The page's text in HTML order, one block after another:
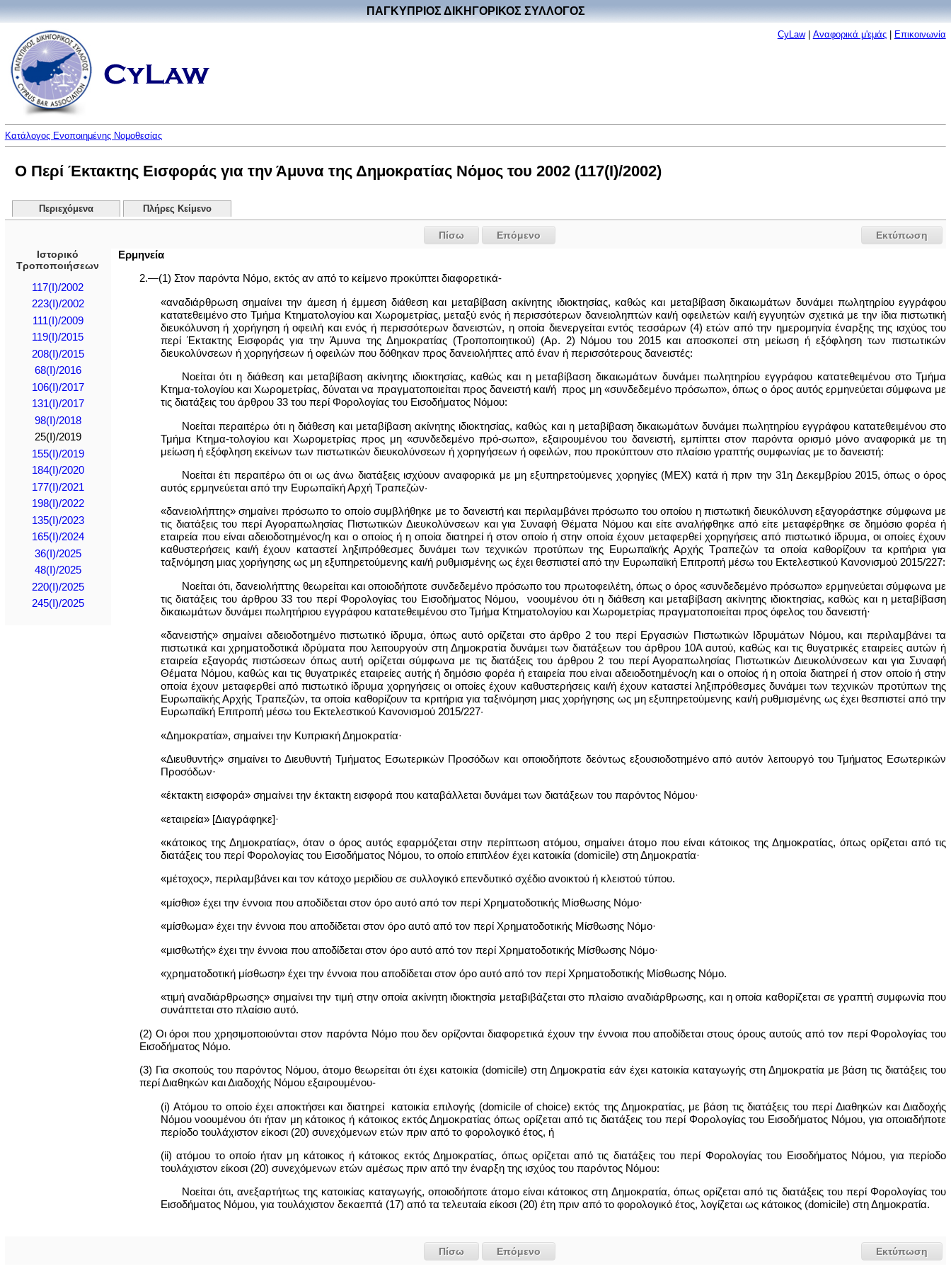
ΠΑΓΚΥΠΡΙΟΣ ΔΙΚΗΓΟΡΙΚΟΣ ΣΥΛΛΟΓΟΣ
CyLaw| Αναφορικά μ'εμάς| Επικοινωνία
Κατάλογος Ενοποιημένης Νομοθεσίας
Ο Περί Έκτακτης Εισφοράς για την Άμυνα της Δημοκρατίας Νόμος του 2002 (117(I)/2002)
Περιεχόμενα Πλήρες Κείμενο
Εκτύπωση
Πίσω
Επόμενο
Ιστορικό
Τροποποιήσεων
117(I)/2002
223(I)/2002
111(I)/2009
119(I)/2015
208(Ι)/2015
68(Ι)/2016
106(I)/2017
131(I)/2017
98(I)/2018
25(I)/2019
155(I)/2019
184(I)/2020
177(I)/2021
198(I)/2022
135(I)/2023
165(I)/2024
36(I)/2025
48(I)/2025
220(I)/2025
245(I)/2025
Ερμηνεία
2.—(1) Στον παρόντα Νόμο, εκτός αν από το κείμενο προκύπτει διαφορετικά-
«αναδιάρθρωση σημαίνει την άμεση ή έμμεση διάθεση και μεταβίβαση ακίνητης ιδιοκτησίας, καθώς και μεταβίβαση δικαιωμάτων δυνάμει πωλητηρίου εγγράφου
κατατεθειμένο στο Τμήμα Κτηματολογίου και Χωρομετρίας, μεταξύ ενός ή περισσότερων δανειοληπτών και/ή οφειλετών και/ή εγγυητών σχετικά με την ίδια πιστωτική
διευκόλυνση ή χορήγηση ή οφειλή και ενός ή περισσότερων δανειστών, η οποία διενεργείται εντός τεσσάρων (4) ετών από την ημερομηνία έναρξης της ισχύος του
περί Έκτακτης Εισφοράς για την Άμυνα της Δημοκρατίας (Τροποποιητικού) (Αρ. 2) Νόμου του 2015 και αποσκοπεί στη μείωση ή εξόφληση των πιστωτικών
διευκολύνσεων ή χορηγήσεων ή οφειλών που δόθηκαν προς δανειολήπτες από έναν ή περισσότερους δανειστές:
Νοείται ότι η διάθεση και μεταβίβαση ακίνητης ιδιοκτησίας, καθώς και η μεταβίβαση δικαιωμάτων δυνάμει πωλητηρίου εγγράφου κατατεθειμένου στο Τμήμα
Κτημα-τολογίου και Χωρομετρίας, δύναται να πραγματοποιείται προς δανειστή και/ή προς μη «συνδεδεμένο πρόσωπο», όπως ο όρος αυτός ερμηνεύεται σύμφωνα με
τις διατάξεις του άρθρου 33 του περί Φορολογίας του Εισοδήματος Νόμου:
Νοείται περαιτέρω ότι η διάθεση και μεταβίβαση ακίνητης ιδιοκτησίας, καθώς και η μεταβίβαση δικαιωμάτων δυνάμει πωλητηρίου εγγράφου κατατεθειμένου στο
Τμήμα Κτημα-τολογίου και Χωρομετρίας προς μη «συνδεδεμένο πρό-σωπο», εξαιρουμένου του δανειστή, εμπίπτει στον παρόντα ορισμό μόνο αναφορικά με τη
μείωση ή εξόφληση εκείνων των πιστωτικών διευκολύνσεων ή χορηγήσεων ή οφειλών, που προκύπτουν στο πλαίσιο γραπτής συμφωνίας με το δανειστή:
Νοείται έτι περαιτέρω ότι οι ως άνω διατάξεις ισχύουν αναφορικά με μη εξυπηρετούμενες χορηγίες (ΜΕΧ) κατά ή πριν την 31η Δεκεμβρίου 2015, όπως ο όρος
αυτός ερμηνεύεται από την Ευρωπαϊκή Αρχή Τραπεζών·
«δανειολήπτης» σημαίνει πρόσωπο το οποίο συμβλήθηκε με το δανειστή και περιλαμβάνει πρόσωπο του οποίου η πιστωτική διευκόλυνση εξαγοράστηκε σύμφωνα με
τις διατάξεις του περί Αγοραπωλησίας Πιστωτικών Διευκολύνσεων και για Συναφή Θέματα Νόμου και είτε αναλήφθηκε από είτε μεταφέρθηκε σε δημόσιο φορέα ή
εταιρεία που είναι αδειοδοτημένος/η και ο οποίος ή η οποία διατηρεί ή στον οποίο ή στην οποία έχουν μεταφερθεί χορηγήσεις από πιστωτικό ίδρυμα, οι οποίες έχουν
καθυστερήσεις και/ή έχουν καταστεί ληξιπρόθεσμες δυνάμει των τεχνικών προτύπων της Ευρωπαϊκής Αρχής Τραπεζών τα οποία καθορίζουν τα κριτήρια για
ταξινόμηση μιας χορήγησης ως μη εξυπηρετούμενης και/ή ρυθμισμένης ως έχει θεσπιστεί από την Ευρωπαϊκή Επιτροπή μέσω του Εκτελεστικού Κανονισμού 2015/227:
Νοείται ότι, δανειολήπτης θεωρείται και οποιοδήποτε συνδεδεμένο πρόσωπο του πρωτοφειλέτη, όπως ο όρος «συνδεδεμένο πρόσωπο» ερμηνεύεται σύμφωνα με
τις διατάξεις του άρθρου 33 του περί Φορολογίας του Εισοδήματος Νόμου, νοουμένου ότι η διάθεση και μεταβίβαση ακίνητης ιδιοκτησίας, καθώς και η μεταβίβαση
δικαιωμάτων δυνάμει πωλητήριου εγγράφου κατατεθειμένου στο Τμήμα Κτηματολογίου και Χωρομετρίας πραγματοποιείται προς όφελος του δανειστή·
«δανειστής» σημαίνει αδειοδοτημένο πιστωτικό ίδρυμα, όπως αυτό ορίζεται στο άρθρο 2 του περί Εργασιών Πιστωτικών Ιδρυμάτων Νόμου, και περιλαμβάνει τα
πιστωτικά και χρηματοδοτικά ιδρύματα που λειτουργούν στη Δημοκρατία δυνάμει των διατάξεων του άρθρου 10Α αυτού, καθώς και τις θυγατρικές εταιρείες αυτών ή
εταιρεία εξαγοράς πιστώσεων όπως αυτή ορίζεται σύμφωνα με τις διατάξεις του άρθρου 2 του περί Αγοραπωλησίας Πιστωτικών Διευκολύνσεων και για Συναφή
Θέματα Νόμου, καθώς και τις θυγατρικές εταιρείες αυτής ή δημόσιο φορέα ή εταιρεία που είναι αδειοδοτημένος/η και ο οποίος ή η οποία διατηρεί ή στον οποίο ή στην
οποία έχουν μεταφερθεί από πιστωτικό ίδρυμα χορηγήσεις οι οποίες έχουν καθυστερήσεις και/ή έχουν καταστεί ληξιπρόθεσμες δυνάμει των τεχνικών προτύπων της
Ευρωπαϊκής Αρχής Τραπεζών, τα οποία καθορίζουν τα κριτήρια για ταξινόμηση μιας χορήγησης ως μη εξυπηρετούμενης και/ή ρυθμισμένης ως έχει θεσπιστεί από την
Ευρωπαϊκή Επιτροπή μέσω του Εκτελεστικού Κανονισμού 2015/227·
«Δημοκρατία», σημαίνει την Κυπριακή Δημοκρατία·
«Διευθυντής» σημαίνει το Διευθυντή Τμήματος Εσωτερικών Προσόδων και οποιοδήποτε δεόντως εξουσιοδοτημένο από αυτόν λειτουργό του Τμήματος Εσωτερικών
Προσόδων·
«έκτακτη εισφορά» σημαίνει την έκτακτη εισφορά που καταβάλλεται δυνάμει των διατάξεων του παρόντος Νόμου·
«εταιρεία» [Διαγράφηκε]·
«κάτοικος της Δημοκρατίας», όταν ο όρος αυτός εφαρμόζεται στην περίπτωση ατόμου, σημαίνει άτομο που είναι κάτοικος της Δημοκρατίας, όπως ορίζεται από τις
διατάξεις του περί Φορολογίας του Εισοδήματος Νόμου, το οποίο επιπλέον έχει κατοικία (domicile) στη Δημοκρατία·
«μέτοχος», περιλαμβάνει και τον κάτοχο μεριδίου σε συλλογικό επενδυτικό σχέδιο ανοικτού ή κλειστού τύπου.
«μίσθιο» έχει την έννοια που αποδίδεται στον όρο αυτό από τον περί Χρηματοδοτικής Μίσθωσης Νόμο·
«μίσθωμα» έχει την έννοια που αποδίδεται στον όρο αυτό από τον περί Χρηματοδοτικής Μίσθωσης Νόμο·
«μισθωτής» έχει την έννοια που αποδίδεται στον όρο αυτό από τον περί Χρηματοδοτικής Μίσθωσης Νόμο·
«χρηματοδοτική μίσθωση» έχει την έννοια που αποδίδεται στον όρο αυτό από τον περί Χρηματοδοτικής Μίσθωσης Νόμο.
«τιμή αναδιάρθρωσης» σημαίνει την τιμή στην οποία ακίνητη ιδιοκτησία μεταβιβάζεται στο πλαίσιο αναδιάρθρωσης, και η οποία καθορίζεται σε γραπτή συμφωνία που
συνάπτεται στο πλαίσιο αυτό.
(2) Οι όροι που χρησιμοποιούνται στον παρόντα Νόμο που δεν ορίζονται διαφορετικά έχουν την έννοια που αποδίδεται στους όρους αυτούς από τον περί Φορολογίας του
Εισοδήματος Νόμο.
(3) Για σκοπούς του παρόντος Νόμου, άτομο θεωρείται ότι έχει κατοικία (domicile) στη Δημοκρατία εάν έχει κατοικία καταγωγής στη Δημοκρατία με βάση τις διατάξεις του
περί Διαθηκών και Διαδοχής Νόμου εξαιρουμένου-
(i) Ατόμου το οποίο έχει αποκτήσει και διατηρεί κατοικία επιλογής (domicile of choice) εκτός της Δημοκρατίας, με βάση τις διατάξεις του περί Διαθηκών και Διαδοχής
Νόμου νοουμένου ότι ήταν μη κάτοικος ή κάτοικος εκτός Δημοκρατίας όπως ορίζεται από τις διατάξεις του περί Φορολογίας του Εισοδήματος Νόμου, για οποιαδήποτε
περίοδο τουλάχιστον είκοσι (20) συνεχόμενων ετών πριν από το φορολογικό έτος, ή
(ii) ατόμου το οποίο ήταν μη κάτοικος ή κάτοικος εκτός Δημοκρατίας, όπως ορίζεται από τις διατάξεις του περί Φορολογίας του Εισοδήματος Νόμου, για περίοδο
τουλάχιστον είκοσι (20) συνεχόμενων ετών αμέσως πριν από την έναρξη της ισχύος του παρόντος Νόμου:
Νοείται ότι, ανεξαρτήτως της κατοικίας καταγωγής, οποιοδήποτε άτομο είναι κάτοικος στη Δημοκρατία, όπως ορίζεται από τις διατάξεις του περί Φορολογίας του
Εισοδήματος Νόμου, για τουλάχιστον δεκαεπτά (17) από τα τελευταία είκοσι (20) έτη πριν από το φορολογικό έτος, λογίζεται ως κάτοικος (domicile) στη Δημοκρατία.
Εκτύπωση
Πίσω Επόμενο